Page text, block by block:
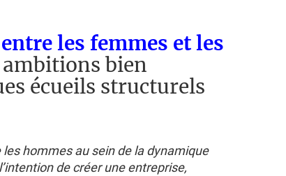
les femmes et les
ambitions bien
écueils structurels
hommes au sein de la dynamique
de créer une entreprise,